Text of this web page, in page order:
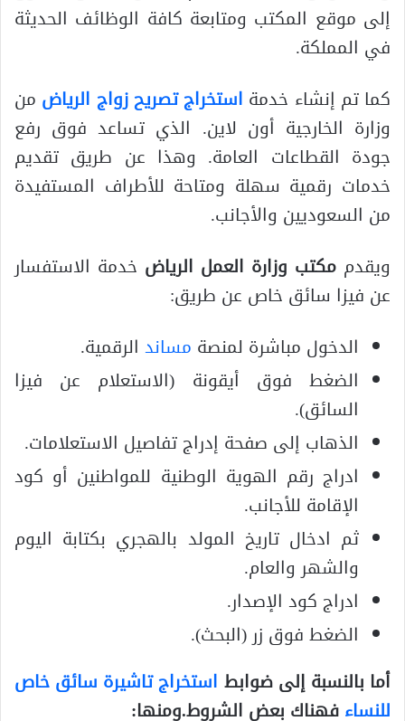
إلى موقع المكتب ومتابعة كافة الوظائف الحديثة
في المملكة.
كما تم إنشاء خدمة استخراج تصريح زواج الرياض من
وزارة الخارجية أون لاين. الذي تساعد فوق رفع
جودة القطاعات العامة. وهذا عن طريق تقديم
خدمات رقمية سهلة ومتاحة للأطراف المستفيدة
من السعوديين والأجانب.
ويقدم مكتب وزارة العمل الرياض خدمة الاستفسار
عن فيزا سائق خاص عن طريق:
الدخول مباشرة لمنصة مساند الرقمية.
الضغط فوق أيقونة (الاستعلام عن فيزا
السائق).
الذهاب إلى صفحة إدراج تفاصيل الاستعلامات.
ادراج رقم الهوية الوطنية للمواطنين أو كود
الإقامة للأجانب.
ثم ادخال تاريخ المولد بالهجري بكتابة اليوم
والشهر والعام.
ادراج كود الإصدار.
الضغط فوق زر (البحث).
أما بالنسبة إلى ضوابط استخراج تاشيرة سائق خاص
للنساءفهناك بعض الشروط.ومنها: